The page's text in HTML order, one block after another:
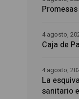
Caja de
4 agosto,
La
sanitario
4 agosto,